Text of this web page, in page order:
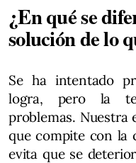
¿En qué se
solución de lo
Se ha intentado
logra, pero la
problemas. Nuestra
que compite con la
evita que se